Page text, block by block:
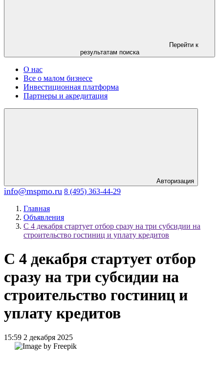
Перейти к
результатам поиска
О нас
Все о малом бизнесе
Инвестиционная платформа
Партнеры и акредитация
Авторизация
info@mspmo.ru 8 (495) 363-44-29
Главная
Объявления
С 4 декабря стартует отбор сразу на три субсидии на
строительство гостиниц и уплату кредитов
С 4 декабря стартует отбор
сразу на три субсидии на
строительство гостиниц и
уплату кредитов
15:59 2 декабря 2025